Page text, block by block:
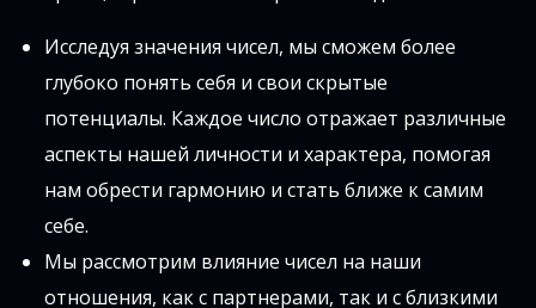
Исследуя значения чисел, мы сможем более
глубоко понять себя и свои скрытые
потенциалы. Каждое число отражает различные
аспекты нашей личности и характера, помогая
нам обрести гармонию и стать ближе к самим
себе.
Мы рассмотрим влияние чисел на наши
отношения, как с партнерами, так и с близкими